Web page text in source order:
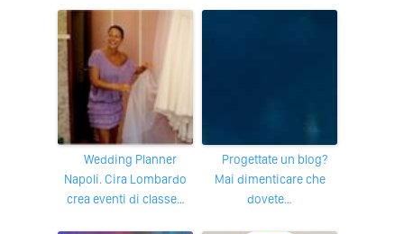
Wedding Planner
Napoli. Cira Lombardo
crea eventi di classe…
Progettate un blog?
Mai dimenticare che
dovete…